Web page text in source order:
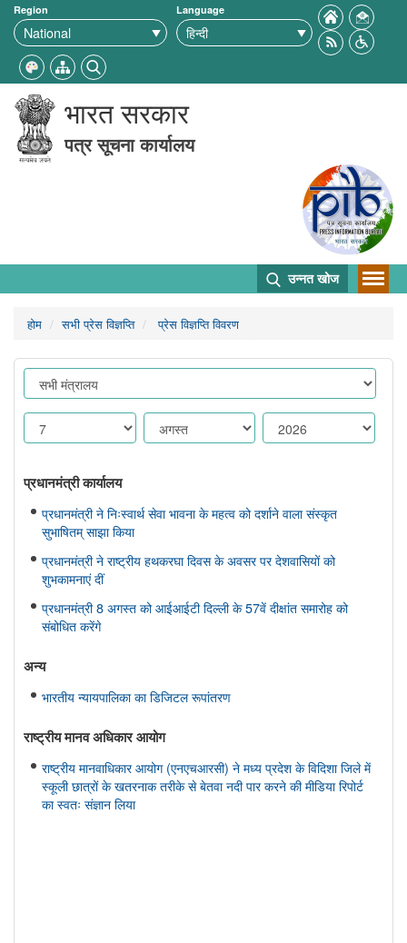
Region Language
भारत सरकार
पत्र सूचना कार्यालय
उन्नत खोज
होम सभी प्रेस विज्ञप्ति प्रेस विज्ञप्ति विवरण
प्रधानमंत्री कार्यालय
प्रधानमंत्री ने निःस्वार्थ सेवा भावना के महत्व को दर्शाने वाला संस्कृत
सुभाषितम् साझा किया
प्रधानमंत्री ने राष्ट्रीय हथकरघा दिवस के अवसर पर देशवासियों को
शुभकामनाएं दीं
प्रधानमंत्री 8 अगस्त को आईआईटी दिल्ली के 57वें दीक्षांत समारोह को
संबोधित करेंगे
अन्य
भारतीय न्यायपालिका का डिजिटल रूपांतरण
राष्ट्रीय मानव अधिकार आयोग
राष्ट्रीय मानवाधिकार आयोग (एनएचआरसी) ने मध्य प्रदेश के विदिशा जिले में
स्कूली छात्रों के खतरनाक तरीके से बेतवा नदी पार करने की मीडिया रिपोर्ट
का स्वतः संज्ञान लिया